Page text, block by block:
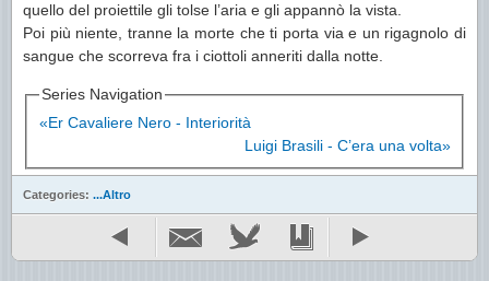
quello del proiettile gli tolse l’aria e gli appannò la vista.
Poi più niente, tranne la morte che ti porta via e un rigagnolo di
sangue che scorreva fra i ciottoli anneriti dalla notte.
Series Navigation
«Er Cavaliere Nero - Interiorità
Luigi Brasili - C’era una volta»
Categories: ...Altro